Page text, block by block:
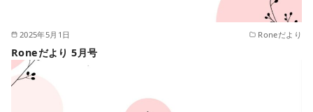
2025年5月1日 Roneだより
Roneだより 5月号